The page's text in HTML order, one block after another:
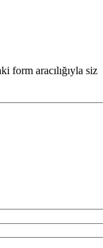
form aracılığıyla siz